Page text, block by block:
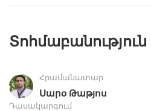
Տոհմաբանություն
Հրամանատար
Սարօ Թաթյոս
Դասակարգում